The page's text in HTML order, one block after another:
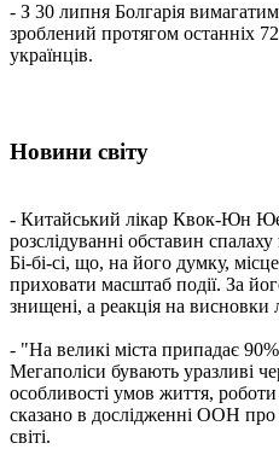
- З 30 липня Болгарія
зроблений протягом останніх
українців.
Новини світу
- Китайський лікар Квок-Юн
розслідуванні обставин
Бі-бі-сі, що, на його думку,
приховати масштаб події. За
знищені, а реакція на висновки
- "На великі міста припадає
Мегаполіси бувають уразливі
особливості умов життя,
сказано в дослідженні ООН
світі.